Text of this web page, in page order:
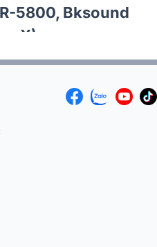
5800, Bksound
X)